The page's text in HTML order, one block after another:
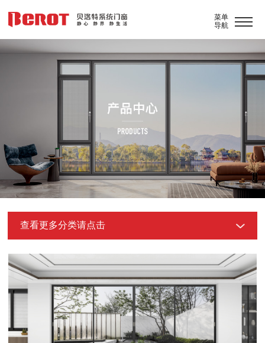
菜单
导航
查看更多分类请点击